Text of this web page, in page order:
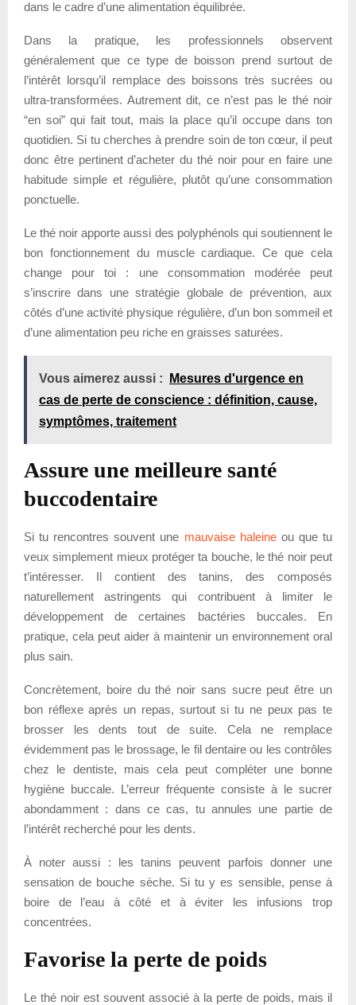
dans le cadre d’une alimentation équilibrée.
Dans la pratique, les professionnels observent
généralement que ce type de boisson prend surtout de
l’intérêt lorsqu’il remplace des boissons très sucrées ou
ultra-transformées. Autrement dit, ce n’est pas le thé noir
“en soi” qui fait tout, mais la place qu’il occupe dans ton
quotidien. Si tu cherches à prendre soin de ton cœur, il peut
donc être pertinent d’acheter du thé noir pour en faire une
habitude simple et régulière, plutôt qu’une consommation
ponctuelle.
Le thé noir apporte aussi des polyphénols qui soutiennent le
bon fonctionnement du muscle cardiaque. Ce que cela
change pour toi : une consommation modérée peut
s’inscrire dans une stratégie globale de prévention, aux
côtés d’une activité physique régulière, d’un bon sommeil et
d’une alimentation peu riche en graisses saturées.
Vous aimerez aussi :
Mesures d'urgence en
cas de perte de conscience : définition, cause,
symptômes, traitement
Assure une meilleure santé
buccodentaire
Si tu rencontres souvent une mauvaise haleineou que tu
veux simplement mieux protéger ta bouche, le thé noir peut
t’intéresser. Il contient des tanins, des composés
naturellement astringents qui contribuent à limiter le
développement de certaines bactéries buccales. En
pratique, cela peut aider à maintenir un environnement oral
plus sain.
Concrètement, boire du thé noir sans sucre peut être un
bon réflexe après un repas, surtout si tu ne peux pas te
brosser les dents tout de suite. Cela ne remplace
évidemment pas le brossage, le fil dentaire ou les contrôles
chez le dentiste, mais cela peut compléter une bonne
hygiène buccale. L’erreur fréquente consiste à le sucrer
abondamment : dans ce cas, tu annules une partie de
l’intérêt recherché pour les dents.
À noter aussi : les tanins peuvent parfois donner une
sensation de bouche sèche. Si tu y es sensible, pense à
boire de l’eau à côté et à éviter les infusions trop
concentrées.
Favorise la perte de poids
Le thé noir est souvent associé à la perte de poids, mais il